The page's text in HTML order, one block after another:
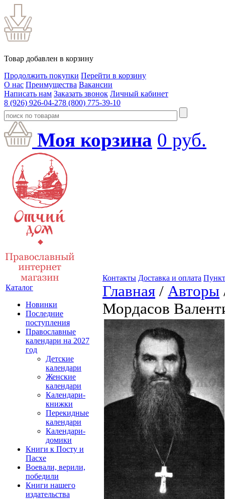
Товар добавлен в корзину
Продолжить покупки Перейти в корзину
О нас Преимущества Вакансии
Написать нам Заказать звонок Личный кабинет
8 (926) 926-04-278 (800) 775-39-10
Моя корзина 0 руб.
Каталог
Новинки
Последние
поступления
Православные
календари на 2027
год
Детские
календари
Женские
календари
Календари-
книжки
Перекидные
календари
Календари-
домики
Книги к Посту и
Пасхе
Воевали, верили,
победили
Книги нашего
издательства
Контакты Доставка и оплата
Главная / Авторы
Мордасов